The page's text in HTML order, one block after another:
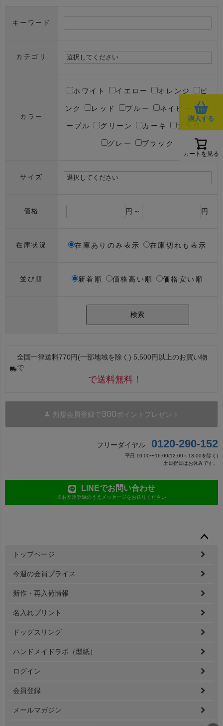
購入する
カートを見る
キーワード
カテゴリ
カラー
ホワイト イエロー オレンジ ピ
ンク レッド ブルー ネイビー パ
ープル グリーン カーキ ブラウン
グレー ブラック
サイズ
価格 円～ 円
在庫状況 在庫ありのみ表示 在庫切れも表示
並び順 新着順 価格高い順 価格安い順
検索
全国一律送料770円(一部地域を除く) 5,500円以上のお買い物
で
で送料無料！
新規会員登録で300ポイントプレゼント
フリーダイヤル 0120-290-152
平日 10:00〜16:00(12:00～13:00を除く)
土日祝日はお休みです。
LINEでお問い合わせ
※お友達登録のうえメッセージをお送りください
ペー
ップ
トップページ
今週の会員プライス
新作・再入荷情報
名入れプリント
ドッグスリング
ハンドメイドラボ（型紙）
ログイン
会員登録
メールマガジン